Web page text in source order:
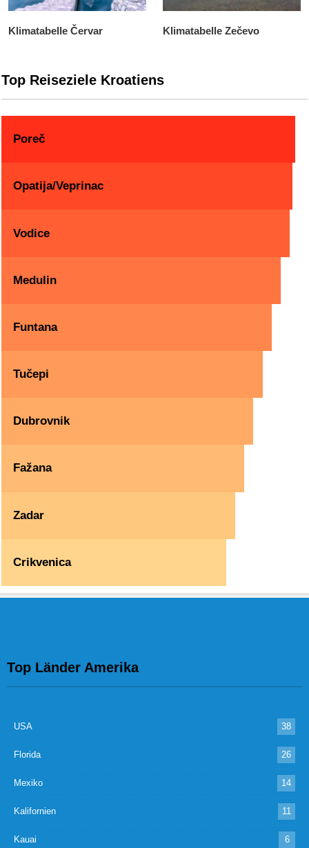
Klimatabelle Červar Klimatabelle Zečevo
Top Reiseziele Kroatiens
Poreč
Opatija/Veprinac
Vodice
Medulin
Funtana
Tučepi
Dubrovnik
Fažana
Zadar
Crikvenica
Top Länder Amerika
USA 38
Florida 26
Mexiko 14
Kalifornien 11
Kauai 6